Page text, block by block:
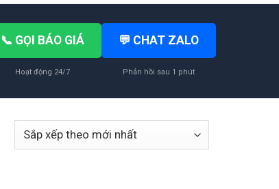
📞 GỌI BÁO GIÁ
Hoạt động 24/7
💬 CHAT ZALO
Phản hồi sau 1 phút